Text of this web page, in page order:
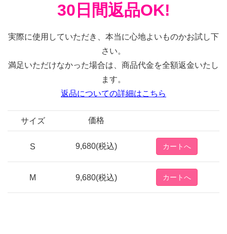
30日間返品OK!
実際に使用していただき、本当に心地よいものかお試し下
さい。
満足いただけなかった場合は、商品代金を全額返金いたし
ます。
返品についての詳細はこちら
サイズ 価格
S 9,680(税込)
M 9,680(税込)